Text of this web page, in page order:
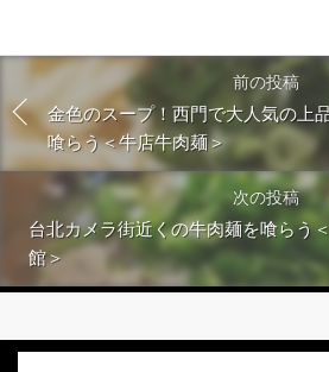
る
前の投稿
金色のスープ！西門で大人気の上
喰らう＜牛店牛肉麺＞
次の投稿
台北カメラ街近くの牛肉麺を喰らう
館＞